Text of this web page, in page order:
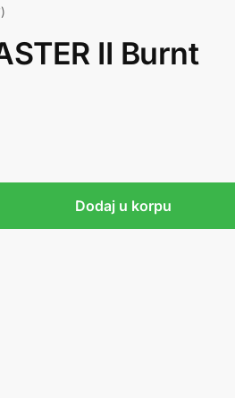
II Burnt
Dodaj u korpu